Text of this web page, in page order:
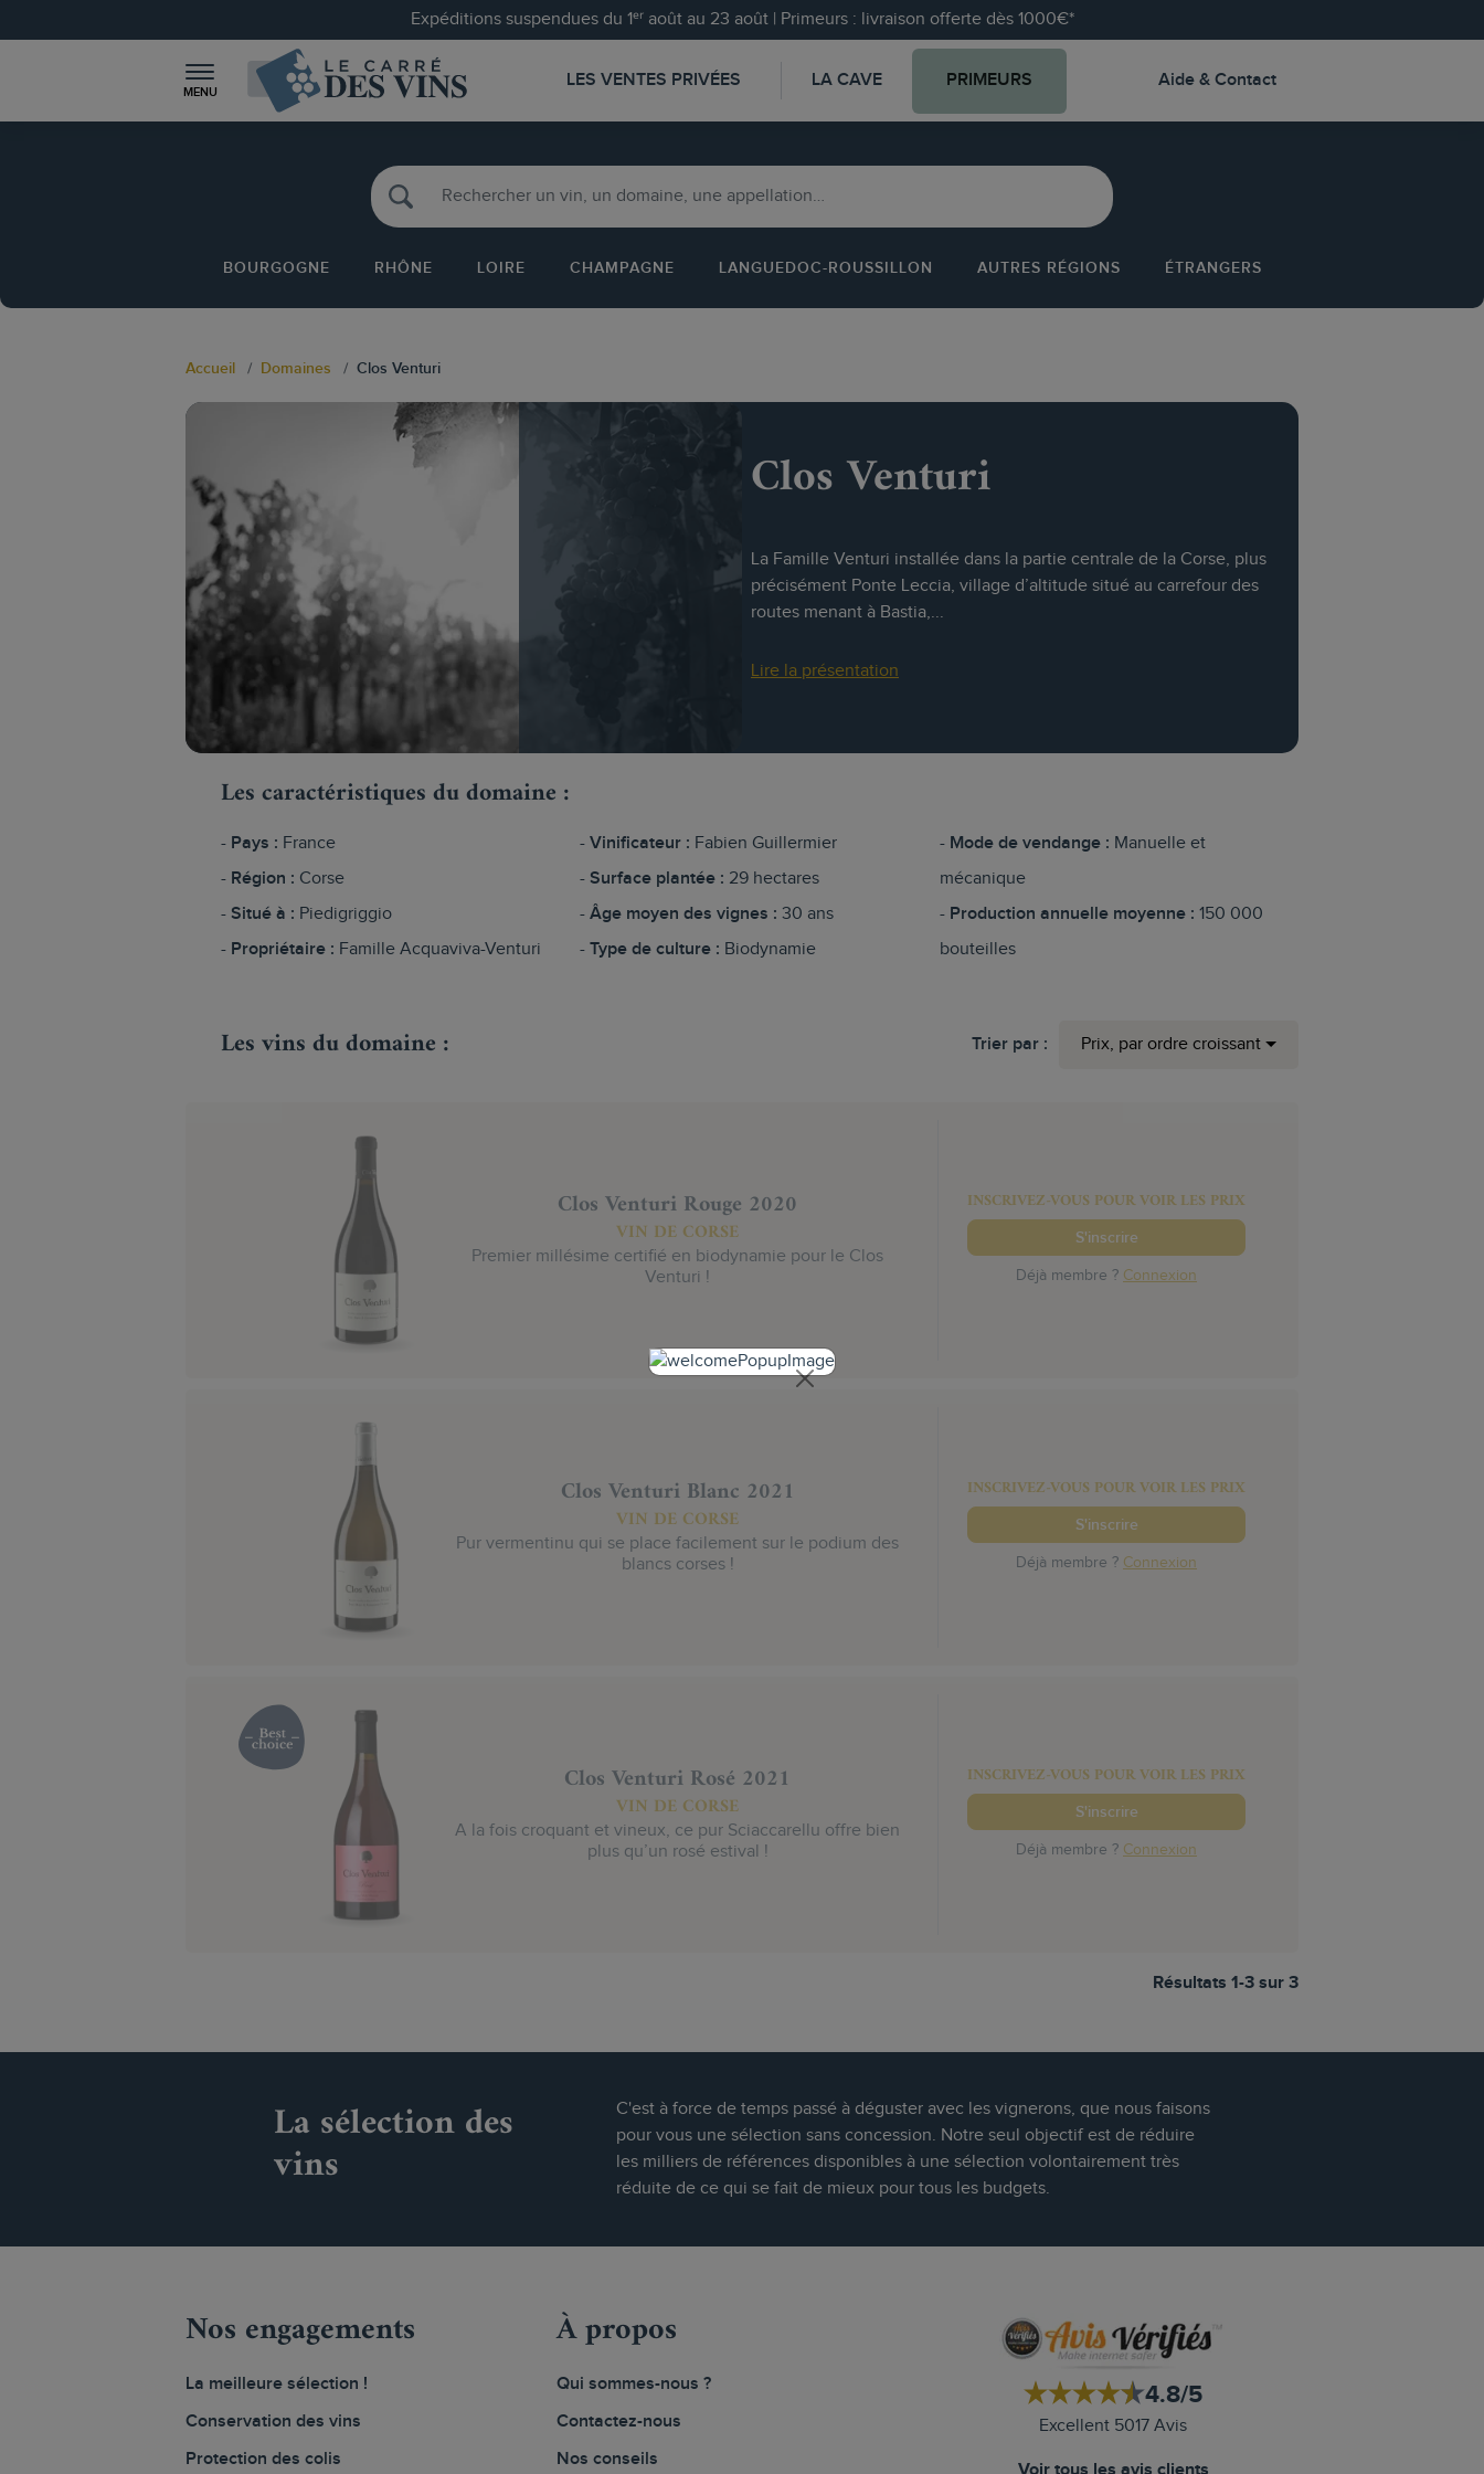
Expéditions suspendues du 1ᵉʳ août au 23 août | Primeurs : livraison offerte dès 1000€*
MENU
LES VENTES PRIVÉES LA CAVE PRIMEURS Aide & Contact
BOURGOGNE RHÔNE LOIRE CHAMPAGNE LANGUEDOC-ROUSSILLON AUTRES RÉGIONS ÉTRANGERS
Accueil Domaines Clos Venturi
Clos Venturi
La Famille Venturi installée dans la partie centrale de la Corse, plus
précisément Ponte Leccia, village d’altitude situé au carrefour des
routes menant à Bastia,...
Lire la présentation
Les caractéristiques du domaine :
Pays : France
Région : Corse
Situé à : Piedigriggio
Propriétaire : Famille Acquaviva-Venturi
Vinificateur : Fabien Guillermier
Surface plantée : 29 hectares
Âge moyen des vignes : 30 ans
Type de culture : Biodynamie
Mode de vendange :
mécanique
Production annuelle moyenne :
bouteilles
Les vins du domaine : Trier par : Prix, par ordre croissant
Clos Venturi Rouge 2020
VIN DE CORSE
Premier millésime certifié en biodynamie pour le Clos
Venturi !
INSCRIVEZ-VOUS POUR VOIR LES PRIX
S'inscrire
Déjà membre ? Connexion
Clos Venturi Blanc 2021
VIN DE CORSE
Pur vermentinu qui se place facilement sur le podium des
blancs corses !
INSCRIVEZ-VOUS POUR VOIR LES PRIX
S'inscrire
Déjà membre ? Connexion
Clos Venturi Rosé 2021
VIN DE CORSE
A la fois croquant et vineux, ce pur Sciaccarellu offre bien
plus qu’un rosé estival !
INSCRIVEZ-VOUS POUR VOIR LES PRIX
S'inscrire
Déjà membre ? Connexion
Résultats 1-3 sur 3
La sélection des
vins
C'est à force de temps passé à déguster avec les vignerons, que nous faisons
pour vous une sélection sans concession. Notre seul objectif est de réduire
les milliers de références disponibles à une sélection volontairement très
réduite de ce qui se fait de mieux pour tous les budgets.
Nos engagements
La meilleure sélection !
Conservation des vins
Protection des colis
À propos
Qui sommes-nous ?
Contactez-nous
Nos conseils
4.8/5
Excellent 5017 Avis